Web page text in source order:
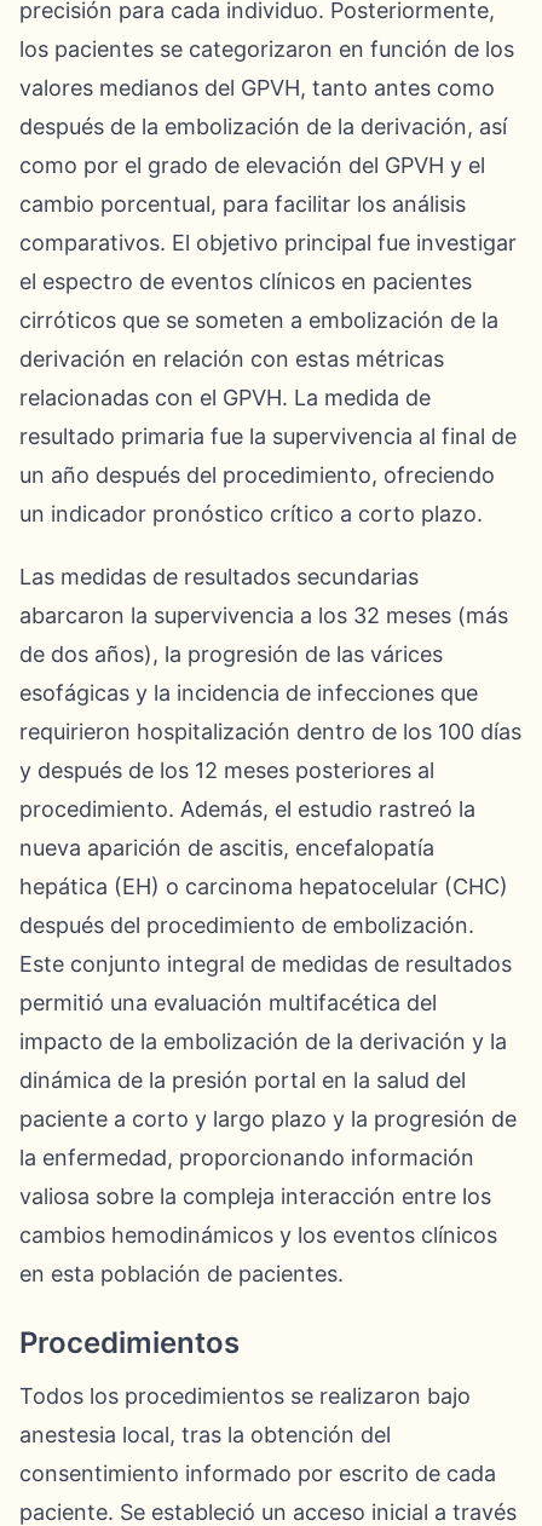
precisión para cada individuo. Posteriormente,
los pacientes se categorizaron en función de los
valores medianos del GPVH, tanto antes como
después de la embolización de la derivación, así
como por el grado de elevación del GPVH y el
cambio porcentual, para facilitar los análisis
comparativos. El objetivo principal fue investigar
el espectro de eventos clínicos en pacientes
cirróticos que se someten a embolización de la
derivación en relación con estas métricas
relacionadas con el GPVH. La medida de
resultado primaria fue la supervivencia al final de
un año después del procedimiento, ofreciendo
un indicador pronóstico crítico a corto plazo.
Las medidas de resultados secundarias
abarcaron la supervivencia a los 32 meses (más
de dos años), la progresión de las várices
esofágicas y la incidencia de infecciones que
requirieron hospitalización dentro de los 100 días
y después de los 12 meses posteriores al
procedimiento. Además, el estudio rastreó la
nueva aparición de ascitis, encefalopatía
hepática (EH) o carcinoma hepatocelular (CHC)
después del procedimiento de embolización.
Este conjunto integral de medidas de resultados
permitió una evaluación multifacética del
impacto de la embolización de la derivación y la
dinámica de la presión portal en la salud del
paciente a corto y largo plazo y la progresión de
la enfermedad, proporcionando información
valiosa sobre la compleja interacción entre los
cambios hemodinámicos y los eventos clínicos
en esta población de pacientes.
Procedimientos
Todos los procedimientos se realizaron bajo
anestesia local, tras la obtención del
consentimiento informado por escrito de cada
paciente. Se estableció un acceso inicial a través